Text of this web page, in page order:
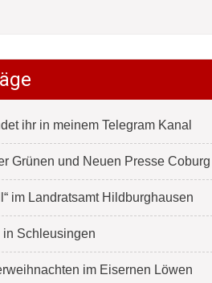
ihr in meinem Telegram Kanal
Grünen und Neuen Presse
im Landratsamt Hildburghausen
Schleusingen
im Eisernen Löwen